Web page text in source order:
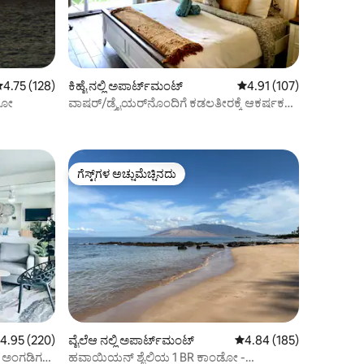
ರಲ್ಲಿ 4.75 ಸರಾಸರಿ ರೇಟಿಂಗ್, 128 ವಿಮರ್ಶೆಗಳು
4.75 (128)
ಕಿಹೈ ನಲ್ಲಿ ಅಪಾರ್ಟ್‌ಮಂಟ್ 5 ರಲ್ಲಿ 4.91 ಸರಾಸರಿ
4.91 (107)
ವಾಷರ್/ಡ್ರೈಯರ್‌ನೊಂದಿಗೆ ಕಡಲತೀರಕ್ಕೆ ಆಕರ್ಷಕ
4.95 ಸರಾಸರಿ ರೇಟಿಂಗ್, 220 ವಿಮರ್ಶೆಗಳು
4.95 (220)
ಗೆಸ್ಟ್‌ಗಳ ಅಚ್ಚುಮೆಚ್ಚಿನದು
ಗೆಸ್ಟ್‌ಗಳ ಅಚ್ಚುಮೆಚ್ಚಿನದು
ವೈಲೆಆ ನಲ್ಲಿ ಅಪಾರ್ಟ್‌ಮಂಟ್ 5 ರಲ್ಲಿ 4.84 ಸರಾಸರಿ
4.84 (185)
ಹವಾಯಿಯನ್ ಶೈಲಿಯ 1 BR ಕಾಂಡೋ -